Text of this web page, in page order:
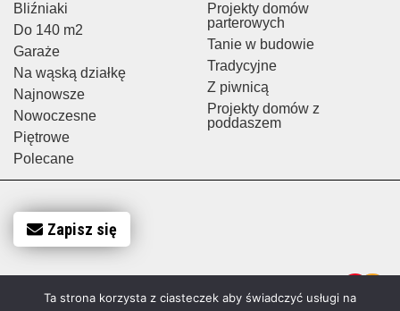
Bliźniaki
Do 140 m2
Garaże
Na wąską działkę
Najnowsze
Nowoczesne
Piętrowe
Polecane
Projekty domów
parterowych
Tanie w budowie
Tradycyjne
Z piwnicą
Projekty domów z
poddaszem
Zapisz się
Ta strona korzysta z ciasteczek aby świadczyć usługi na